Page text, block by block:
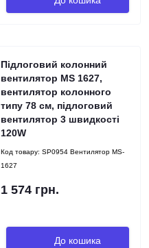
Підлоговий колонний
вентилятор MS 1627,
вентилятор колонного
типу 78 см, підлоговий
вентилятор 3 швидкості
120W
Код товару: SP0954 Вентилятор MS-
1627
1 574 грн.
До кошика